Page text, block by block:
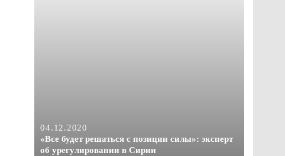
04.12.2020
«Все будет решаться с позиции силы»: эксперт
об урегулировании в Сирии